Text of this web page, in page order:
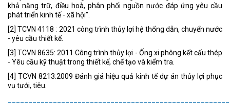
khả năng trữ, điều hoà, phân phối nguồn nước đáp ứng yêu cầu
phát triển kinh tế - xã hội”.
[2] TCVN 4118 : 2021 công trình thủy lợi hệ thống dẫn, chuyển nước
- yêu cầu thiết kế.
[3] TCVN 8635: 2011 Công trình thủy lợi - Ống xi phông kết cấu thép
- Yêu cầu kỹ thuật trong thiết kế, chế tạo và kiểm tra.
[4] TCVN 8213:2009 Đánh giá hiệu quả kinh tế dự án thủy lợi phục
vụ tưới, tiêu.